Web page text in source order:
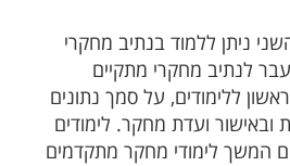
ניתן ללמוד בנתיב מחקרי
לנתיב מחקרי מתקיים
ללימודים, על סמך נתונים
ובאישור ועדת מחקר. לימודים
המשך לימודי מחקר מתקדמים